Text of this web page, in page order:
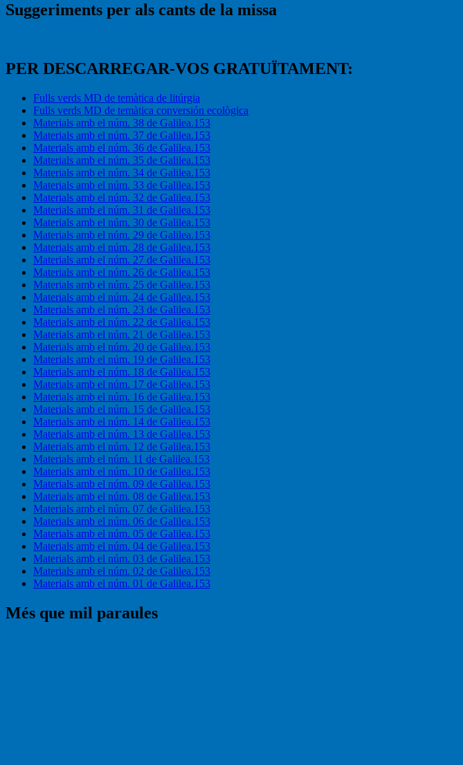
Suggeriments per als cants de la missa
PER DESCARREGAR-VOS GRATUÏTAMENT:
Fulls verds MD de temàtica de litúrgia
Fulls verds MD de temàtica conversión ecològica
Materials amb el núm. 38 de Galilea.153
Materials amb el núm. 37 de Galilea.153
Materials amb el núm. 36 de Galilea.153
Materials amb el núm. 35 de Galilea.153
Materials amb el núm. 34 de Galilea.153
Materials amb el núm. 33 de Galilea.153
Materials amb el núm. 32 de Galilea.153
Materials amb el núm. 31 de Galilea.153
Materials amb el núm. 30 de Galilea.153
Materials amb el núm. 29 de Galilea.153
Materials amb el núm. 28 de Galilea.153
Materials amb el núm. 27 de Galilea.153
Materials amb el núm. 26 de Galilea.153
Materials amb el núm. 25 de Galilea.153
Materials amb el núm. 24 de Galilea.153
Materials amb el núm. 23 de Galilea.153
Materials amb el núm. 22 de Galilea.153
Materials amb el núm. 21 de Galilea.153
Materials amb el núm. 20 de Galilea.153
Materials amb el núm. 19 de Galilea.153
Materials amb el núm. 18 de Galilea.153
Materials amb el núm. 17 de Galilea.153
Materials amb el núm. 16 de Galilea.153
Materials amb el núm. 15 de Galilea.153
Materials amb el núm. 14 de Galilea.153
Materials amb el núm. 13 de Galilea.153
Materials amb el núm. 12 de Galilea.153
Materials amb el núm. 11 de Galilea.153
Materials amb el núm. 10 de Galilea.153
Materials amb el núm. 09 de Galilea.153
Materials amb el núm. 08 de Galilea.153
Materials amb el núm. 07 de Galilea.153
Materials amb el núm. 06 de Galilea.153
Materials amb el núm. 05 de Galilea.153
Materials amb el núm. 04 de Galilea.153
Materials amb el núm. 03 de Galilea.153
Materials amb el núm. 02 de Galilea.153
Materials amb el núm. 01 de Galilea.153
Més que mil paraules